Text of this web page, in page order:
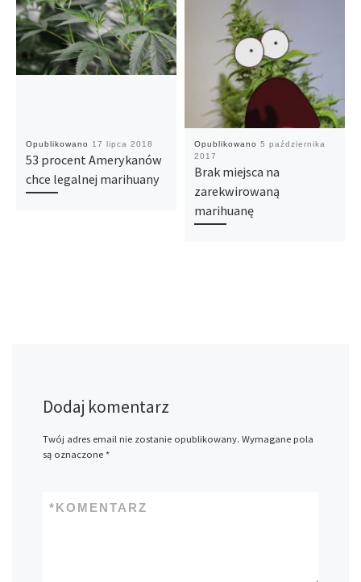
Opublikowano 17 lipca 2018
53 procent Amerykanów
chce legalnej marihuany
Opublikowano 5 października
2017
Brak miejsca na
zarekwirowaną
marihuanę
Dodaj komentarz
Twój adres email nie zostanie opublikowany. Wymagane pola
są oznaczone *
KOMENTARZ
*